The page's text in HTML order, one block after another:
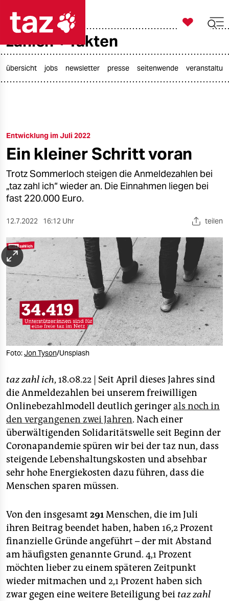
taz zahl ich
öko
gesellschaft
kultur
nord
wahrheit
verlag
verlag
veranstaltungen
shop
fragen & hilfe
unterstützen
abo
genossenschaft
epaper login

taz zahl ich
zahlen + fakten
übersicht jobs newsletter presse seitenwende
Entwicklung im Juli 2022
Ein kleiner Schritt voran
Trotz Sommerloch steigen die Anmeldezahlen bei
„taz zahl ich“ wieder an. Die Einnahmen liegen bei
fast 220.000 Euro.
12.7.2022 16:12 Uhr teilen
Foto:Jon Tyson/Unsplash
taz zahl ich, 18.08.22 | Seit April dieses Jahres sind
die Anmeldezahlen bei unserem freiwilligen
Onlinebezahlmodell deutlich geringerals noch in
den vergangenen zwei Jahren. Nach einer
überwältigenden Solidaritätswelle seit Beginn der
Coronapandemie spüren wir bei der taz nun, dass
steigende Lebenshaltungskosten und absehbar
sehr hohe Energiekosten dazu führen, dass die
Menschen sparen müssen.
Von den insgesamt 291Menschen, die im Juli
ihren Beitrag beendet haben, haben 16,2 Prozent
finanzielle Gründe angeführt – der mit Abstand
am häufigsten genannte Grund. 4,1 Prozent
möchten lieber zu einem späteren Zeitpunkt
wieder mitmachen und 2,1 Prozent haben sich
zwar gegen eine weitere Beteiligung bei taz zahl